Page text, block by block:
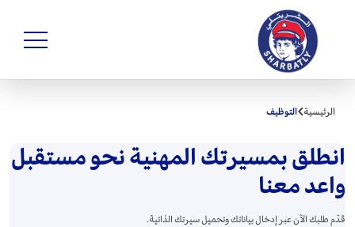
الرئيسية التوظيف
انطلق بمسيرتك المهنية نحو مستقبل
واعد معنا
قدّم طلبك الآن عبر إدخال بياناتك وتحميل سيرتك الذاتية.